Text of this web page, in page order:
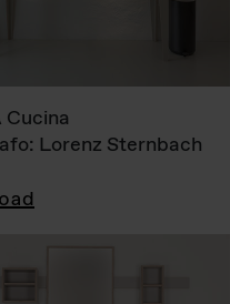
Lorenz Sternbach